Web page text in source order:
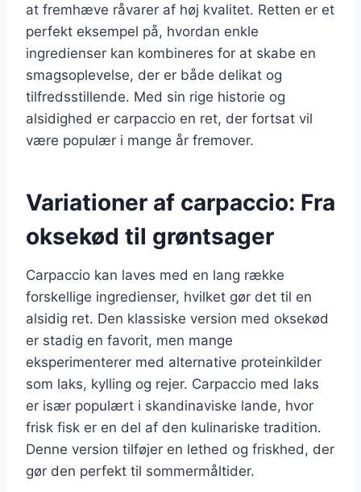
at fremhæve råvarer af høj kvalitet. Retten er et
perfekt eksempel på, hvordan enkle
ingredienser kan kombineres for at skabe en
smagsoplevelse, der er både delikat og
tilfredsstillende. Med sin rige historie og
alsidighed er carpaccio en ret, der fortsat vil
være populær i mange år fremover.
Variationer af carpaccio: Fra
oksekød til grøntsager
Carpaccio kan laves med en lang række
forskellige ingredienser, hvilket gør det til en
alsidig ret. Den klassiske version med oksekød
er stadig en favorit, men mange
eksperimenterer med alternative proteinkilder
som laks, kylling og rejer. Carpaccio med laks
er især populært i skandinaviske lande, hvor
frisk fisk er en del af den kulinariske tradition.
Denne version tilføjer en lethed og friskhed, der
gør den perfekt til sommermåltider.